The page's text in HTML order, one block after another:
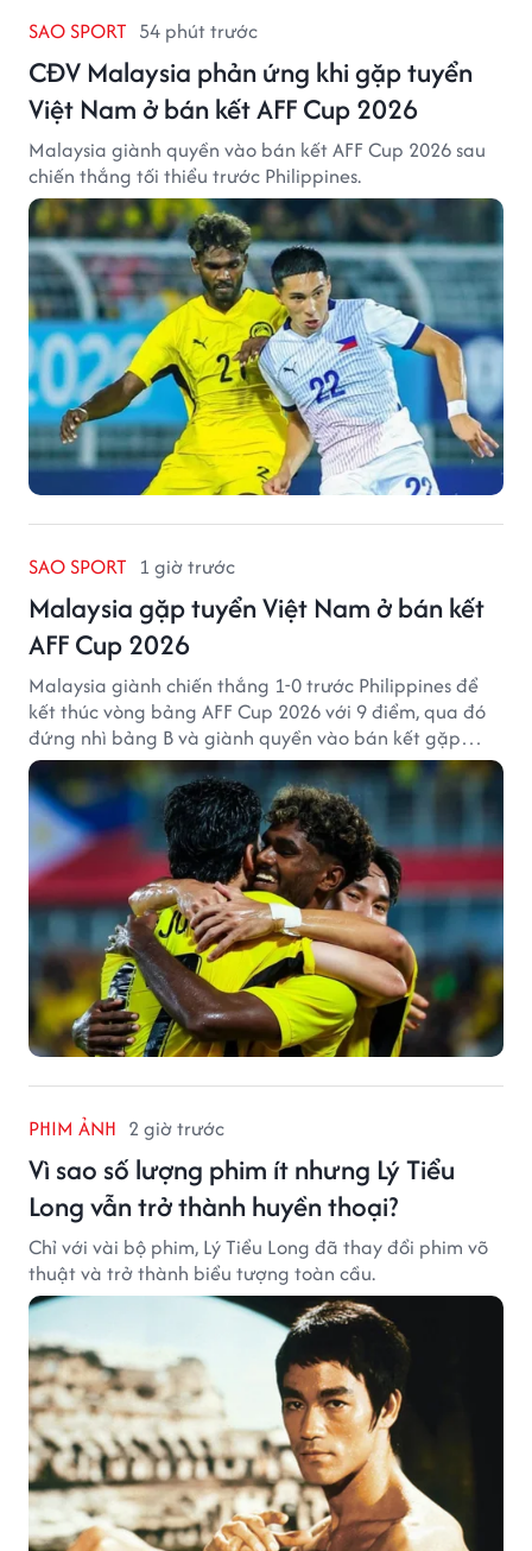
SAO SPORT 54 phút trước
CĐV Malaysia phản ứng khi gặp tuyển
Việt Nam ở bán kết AFF Cup 2026
Malaysia giành quyền vào bán kết AFF Cup 2026 sau
chiến thắng tối thiểu trước Philippines.
SAO SPORT 1 giờ trước
Malaysia gặp tuyển Việt Nam ở bán kết
AFF Cup 2026
Malaysia giành chiến thắng 1-0 trước Philippines để
kết thúc vòng bảng AFF Cup 2026 với 9 điểm, qua đó
đứng nhì bảng B và giành quyền vào bán kết gặp
tuyển Việt Nam.
PHIM ẢNH 2 giờ trước
Vì sao số lượng phim ít nhưng Lý Tiểu
Long vẫn trở thành huyền thoại?
Chỉ với vài bộ phim, Lý Tiểu Long đã thay đổi phim võ
thuật và trở thành biểu tượng toàn cầu.